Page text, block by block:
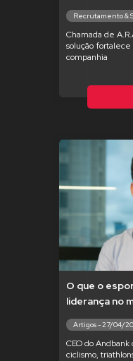
Recrutamento &
Chamada de
solução
companhia
O que o
liderança no
Artigos - 27/04/
CEO do
ciclismo,